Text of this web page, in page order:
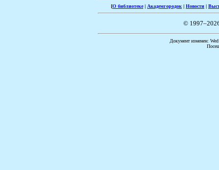
[О библиотеке| Академгородок | Новости |
©
Документ изменен: